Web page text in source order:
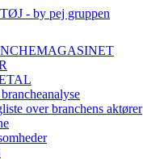
over branchens aktører